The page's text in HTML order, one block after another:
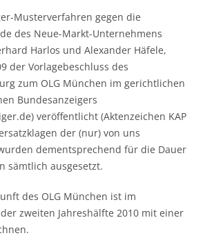
Musterverfahren gegen die
des Neue-Markt-Unternehmens
Harlos und Alexander Häfele,
der Vorlagebeschluss des
zum OLG München im gerichtlichen
Bundesanzeigers
veröffentlicht (Aktenzeichen KAP
der (nur) von uns
dementsprechend für die Dauer
sämtlich ausgesetzt.
des OLG München ist im
zweiten Jahreshälfte 2010 mit einer